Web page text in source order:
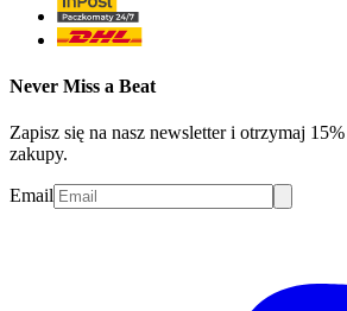
Never Miss a Beat
Zapisz się na nasz newsletter i otrzymaj
zakupy.
Email